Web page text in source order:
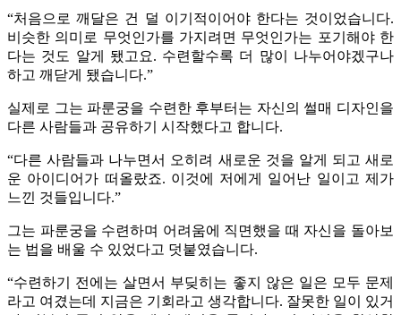
“처음으로 깨달은 건 덜 이기적이어야 한다는 것이었습니다.
비슷한 의미로 무엇인가를 가지려면 무엇인가는 포기해야 한
다는 것도 알게 됐고요. 수련할수록 더 많이 나누어야겠구나
하고 깨닫게 됐습니다.”
실제로 그는 파룬궁을 수련한 후부터는 자신의 썰매 디자인을
다른 사람들과 공유하기 시작했다고 합니다.
“다른 사람들과 나누면서 오히려 새로운 것을 알게 되고 새로
운 아이디어가 떠올랐죠. 이것에 저에게 일어난 일이고 제가
느낀 것들입니다.”
그는 파룬궁을 수련하며 어려움에 직면했을 때 자신을 돌아보
는 법을 배울 수 있었다고 덧붙였습니다.
“수련하기 전에는 살면서 부딪히는 좋지 않은 일은 모두 문제
라고 여겼는데 지금은 기회라고 생각합니다. 잘못한 일이 있거